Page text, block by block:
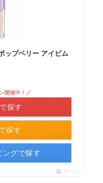
ップベリー アイビム
探す
開催中！／
探す
ングで探す
ポチップ